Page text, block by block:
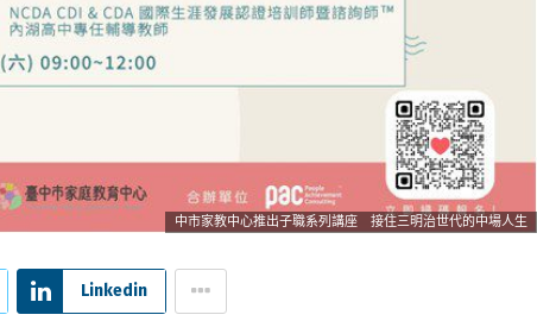
中市家教中心推出子職系列講座 接住三明治世代的中場人生
Linkedin